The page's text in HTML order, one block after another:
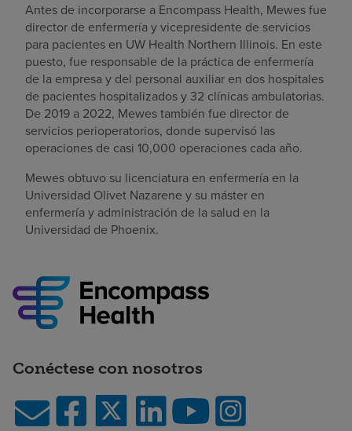
Antes de incorporarse a Encompass Health, Mewes fue
director de enfermería y vicepresidente de servicios
para pacientes en UW Health Northern Illinois. En este
puesto, fue responsable de la práctica de enfermería
de la empresa y del personal auxiliar en dos hospitales
de pacientes hospitalizados y 32 clínicas ambulatorias.
De 2019 a 2022, Mewes también fue director de
servicios perioperatorios, donde supervisó las
operaciones de casi 10,000 operaciones cada año.
Mewes obtuvo su licenciatura en enfermería en la
Universidad Olivet Nazarene y su máster en
enfermería y administración de la salud en la
Universidad de Phoenix.
Conéctese con nosotros